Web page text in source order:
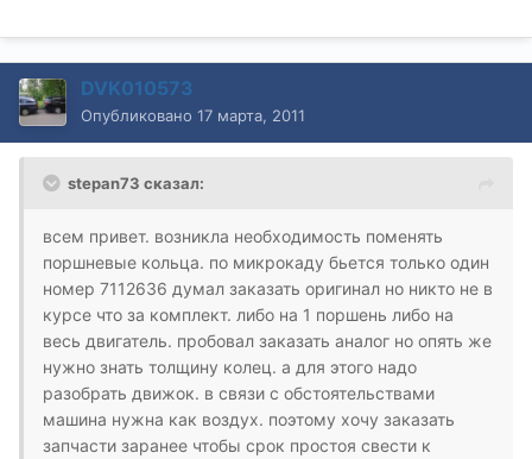
DVK010573
Опубликовано 17 марта, 2011
stepan73 сказал:
всем привет. возникла необходимость поменять
поршневые кольца. по микрокаду бьется только один
номер 7112636 думал заказать оригинал но никто не в
курсе что за комплект. либо на 1 поршень либо на
весь двигатель. пробовал заказать аналог но опять же
нужно знать толщину колец. а для этого надо
разобрать движок. в связи с обстоятельствами
машина нужна как воздух. поэтому хочу заказать
запчасти заранее чтобы срок простоя свести к